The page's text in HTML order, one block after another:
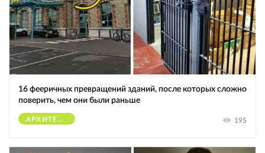
16 фееричных превращений зданий, после которых сложно
поверить, чем они были раньше
АРХИТЕКТУРА 195